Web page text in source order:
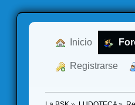
Inicio
Registrarse